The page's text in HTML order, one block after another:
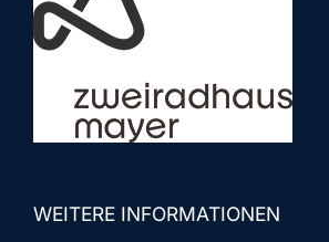
WEITERE INFORMATIONEN